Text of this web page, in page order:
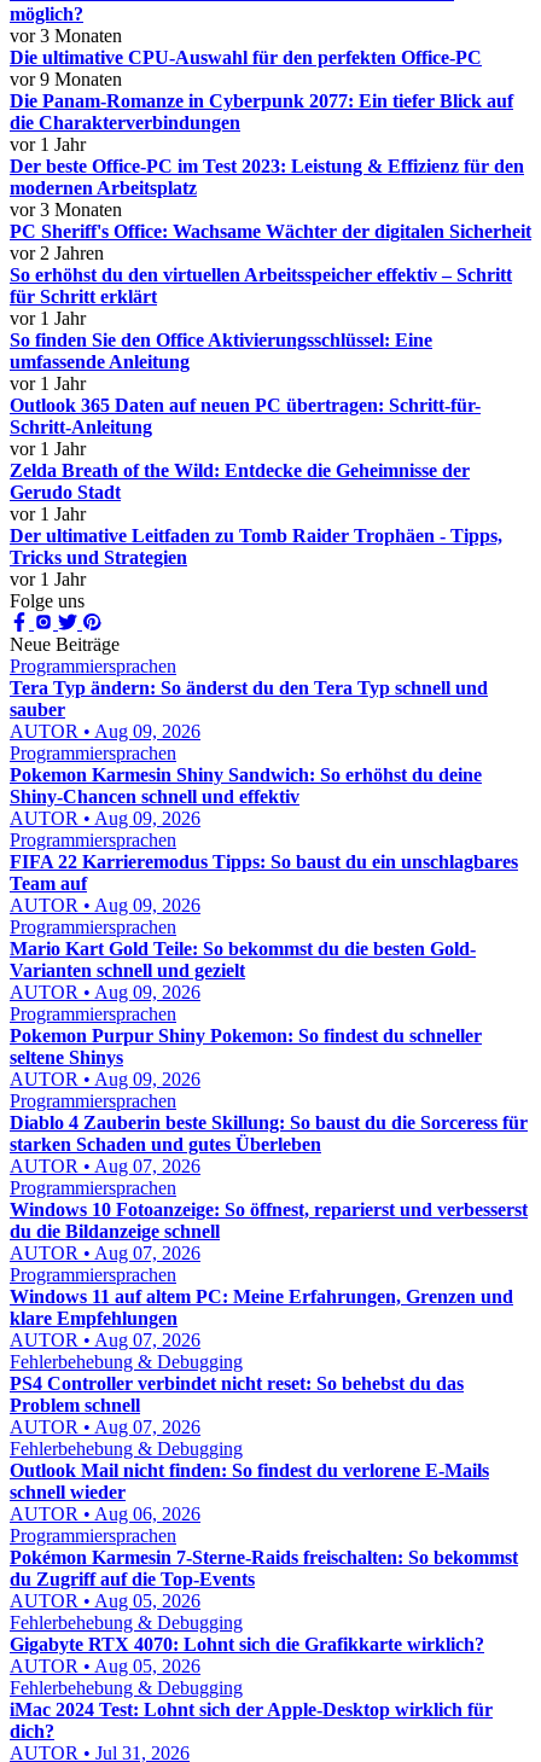
möglich?
vor 3 Monaten
Die ultimative CPU-Auswahl für den perfekten Office-PC
vor 9 Monaten
Die Panam-Romanze in Cyberpunk 2077: Ein tiefer Blick auf
die Charakterverbindungen
vor 1 Jahr
Der beste Office-PC im Test 2023: Leistung & Effizienz für den
modernen Arbeitsplatz
vor 3 Monaten
PC Sheriff's Office: Wachsame Wächter der digitalen Sicherheit
vor 2 Jahren
So erhöhst du den virtuellen Arbeitsspeicher effektiv – Schritt
für Schritt erklärt
vor 1 Jahr
So finden Sie den Office Aktivierungsschlüssel: Eine
umfassende Anleitung
vor 1 Jahr
Outlook 365 Daten auf neuen PC übertragen: Schritt-für-
Schritt-Anleitung
vor 1 Jahr
Zelda Breath of the Wild: Entdecke die Geheimnisse der
Gerudo Stadt
vor 1 Jahr
Der ultimative Leitfaden zu Tomb Raider Trophäen - Tipps,
Tricks und Strategien
vor 1 Jahr
Folge uns
Neue Beiträge
Programmiersprachen
Tera Typ ändern: So änderst du den Tera Typ schnell und
sauber
AUTOR • Aug 09, 2026
Programmiersprachen
Pokemon Karmesin Shiny Sandwich: So erhöhst du deine
Shiny-Chancen schnell und effektiv
AUTOR • Aug 09, 2026
Programmiersprachen
FIFA 22 Karrieremodus Tipps: So baust du ein unschlagbares
Team auf
AUTOR • Aug 09, 2026
Programmiersprachen
Mario Kart Gold Teile: So bekommst du die besten Gold-
Varianten schnell und gezielt
AUTOR • Aug 09, 2026
Programmiersprachen
Pokemon Purpur Shiny Pokemon: So findest du schneller
seltene Shinys
AUTOR • Aug 09, 2026
Programmiersprachen
Diablo 4 Zauberin beste Skillung: So baust du die Sorceress für
starken Schaden und gutes Überleben
AUTOR • Aug 07, 2026
Programmiersprachen
Windows 10 Fotoanzeige: So öffnest, reparierst und verbesserst
du die Bildanzeige schnell
AUTOR • Aug 07, 2026
Programmiersprachen
Windows 11 auf altem PC: Meine Erfahrungen, Grenzen und
klare Empfehlungen
AUTOR • Aug 07, 2026
Fehlerbehebung & Debugging
PS4 Controller verbindet nicht reset: So behebst du das
Problem schnell
AUTOR • Aug 07, 2026
Fehlerbehebung & Debugging
Outlook Mail nicht finden: So findest du verlorene E-Mails
schnell wieder
AUTOR • Aug 06, 2026
Programmiersprachen
Pokémon Karmesin 7-Sterne-Raids freischalten: So bekommst
du Zugriff auf die Top-Events
AUTOR • Aug 05, 2026
Fehlerbehebung & Debugging
Gigabyte RTX 4070: Lohnt sich die Grafikkarte wirklich?
AUTOR • Aug 05, 2026
Fehlerbehebung & Debugging
iMac 2024 Test: Lohnt sich der Apple-Desktop wirklich für
dich?
AUTOR • Jul 31, 2026